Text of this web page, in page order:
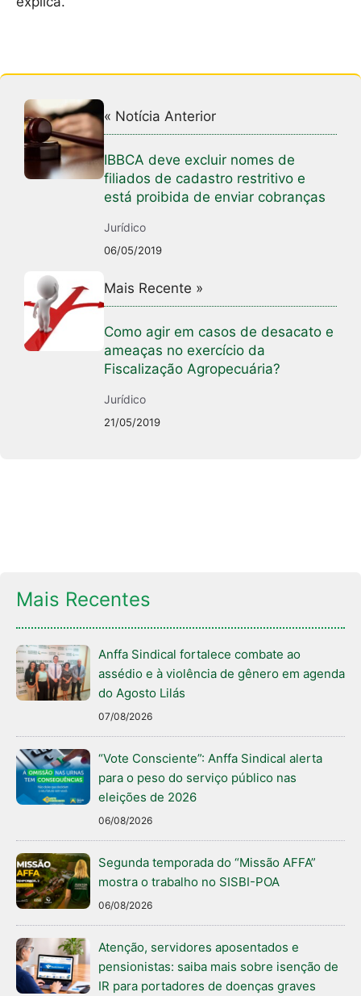
« Notícia Anterior
IBBCA deve excluir nomes de
filiados de cadastro restritivo e
está proibida de enviar cobranças
Jurídico
06/05/2019
Mais Recente »
Como agir em casos de desacato e
ameaças no exercício da
Fiscalização Agropecuária?
Jurídico
21/05/2019
Mais Recentes
Anffa Sindical fortalece combate ao
assédio e à violência de gênero em agenda
do Agosto Lilás
07/08/2026
“Vote Consciente”: Anffa Sindical alerta
para o peso do serviço público nas
eleições de 2026
06/08/2026
Segunda temporada do “Missão AFFA”
mostra o trabalho no SISBI-POA
06/08/2026
Atenção, servidores aposentados e
pensionistas: saiba mais sobre isenção de
IR para portadores de doenças graves